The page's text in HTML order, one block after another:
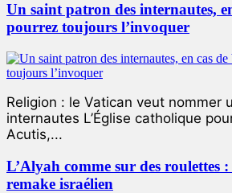
Un saint patron des internautes,
pourrez toujours l’invoquer
Religion : le Vatican veut nommer
internautes L’Église catholique
Acutis,...
L’Alyah comme sur des roulettes
remake israélien